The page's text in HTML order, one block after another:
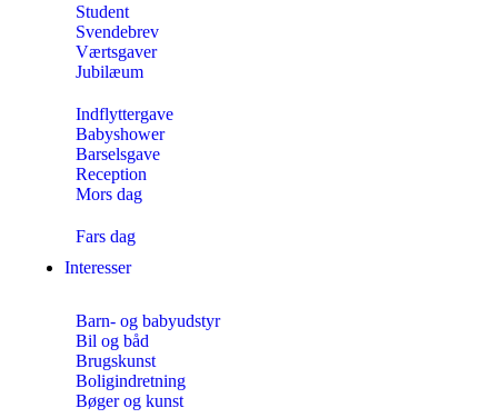
Student
Svendebrev
Værtsgaver
Jubilæum
Indflyttergave
Babyshower
Barselsgave
Reception
Mors dag
Fars dag
Interesser
Barn- og babyudstyr
Bil og båd
Brugskunst
Boligindretning
Bøger og kunst